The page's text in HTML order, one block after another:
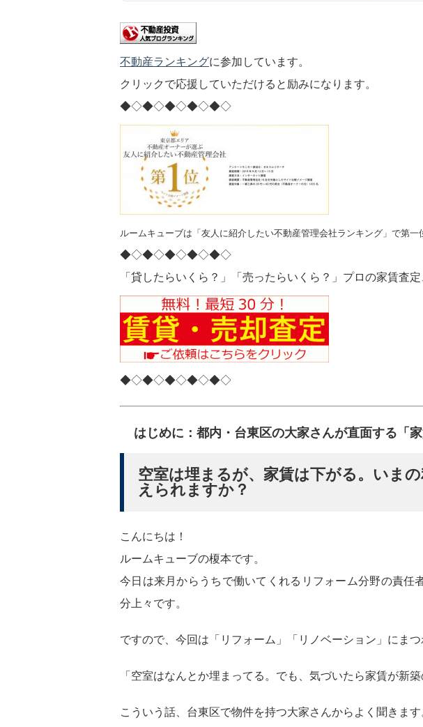
不動産ランキングに参加しています。
クリックで応援していただけると励みになります。
◆◇◆◇◆◇◆◇◆◇
ルームキューブは「友人に紹介したい不動産管理会社ランキング」で第一
◆◇◆◇◆◇◆◇◆◇
「貸したらいくら？」「売ったらいくら？」プロの家賃査
◆◇◆◇◆◇◆◇◆◇
はじめに：都内・台東区の大家さんが直面する「
空室は埋まるが、家賃は下がる。いま
えられますか？
こんにちは！
ルームキューブの榎本です。
今日は来月からうちで働いてくれるリフォーム分野の責任
分上々です。
ですので、今回は「リフォーム」「リノベーション」にまつ
「空室はなんとか埋まってる。でも、気づいたら家賃が新
こういう話、台東区で物件を持つ大家さんからよく聞きます